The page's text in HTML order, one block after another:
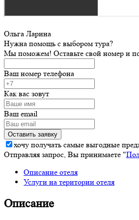
Ольга Ларина
Нужна помощь с выбором тура?
Мы поможем! Оставьте свой номер и
Ваш номер телефона
Как вас зовут
Ваш email
хочу получать самые выгодные
Отправляя запрос, Вы принимаете "
Описание отеля
Услуги на територии отеля
Описание